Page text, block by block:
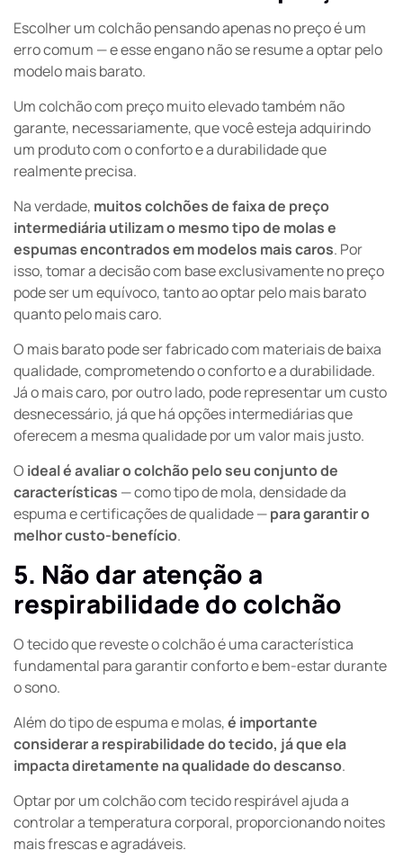
Escolher um colchão pensando apenas no preço é um
erro comum — e esse engano não se resume a optar pelo
modelo mais barato.
Um colchão com preço muito elevado também não
garante, necessariamente, que você esteja adquirindo
um produto com o conforto e a durabilidade que
realmente precisa.
Na verdade, muitos colchões de faixa de preço
intermediária utilizam o mesmo tipo de molas e
espumas encontrados em modelos mais caros. Por
isso, tomar a decisão com base exclusivamente no preço
pode ser um equívoco, tanto ao optar pelo mais barato
quanto pelo mais caro.
O mais barato pode ser fabricado com materiais de baixa
qualidade, comprometendo o conforto e a durabilidade.
Já o mais caro, por outro lado, pode representar um custo
desnecessário, já que há opções intermediárias que
oferecem a mesma qualidade por um valor mais justo.
O ideal é avaliar o colchão pelo seu conjunto de
características — como tipo de mola, densidade da
espuma e certificações de qualidade —para garantir o
melhor custo-benefício.
5. Não dar atenção a
respirabilidade do colchão
O tecido que reveste o colchão é uma característica
fundamental para garantir conforto e bem-estar durante
o sono.
Além do tipo de espuma e molas,é importante
considerar arespirabilidade do tecido, já que ela
impacta diretamente na qualidade do descanso.
Optar por um colchão com tecido respirável ajuda a
controlar a temperatura corporal, proporcionando noites
mais frescas e agradáveis.